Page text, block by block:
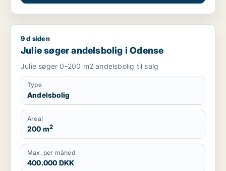
Julie søger andelsbolig i Odense
9 d siden
Julie søger andelsbolig i Odense
Julie søger 0-200 m2 andelsbolig til salg
Type
Andelsbolig
Areal
200 m2
Max. per måned
400.000 DKK